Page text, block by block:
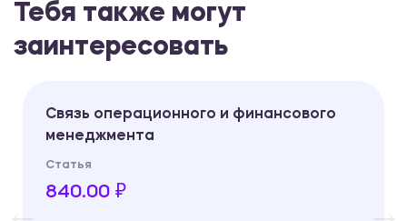
Тебя также могут
заинтересовать
Связь операционного и финансового
менеджмента
Статья
840.00 ₽